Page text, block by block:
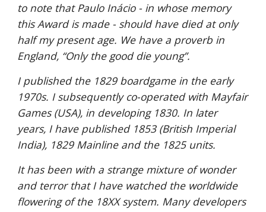
to note that Paulo Inácio - in whose memory
this Award is made - should have died at only
half my present age. We have a proverb in
England, “Only the good die young”.
I published the 1829 boardgame in the early
1970s. I subsequently co-operated with Mayfair
Games (USA), in developing 1830. In later
years, I have published 1853 (British Imperial
India), 1829 Mainline and the 1825 units.
It has been with a strange mixture of wonder
and terror that I have watched the worldwide
flowering of the 18XX system. Many developers